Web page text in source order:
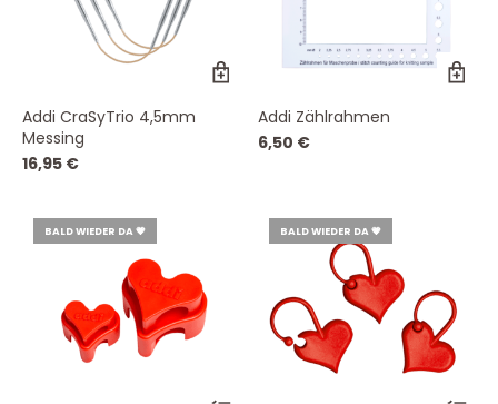
Addi CraSyTrio 4,5mm
Messing
16,95 €
Addi Zählrahmen
6,50 €
BALD WIEDER DA 💗 BALD WIEDER DA 💗